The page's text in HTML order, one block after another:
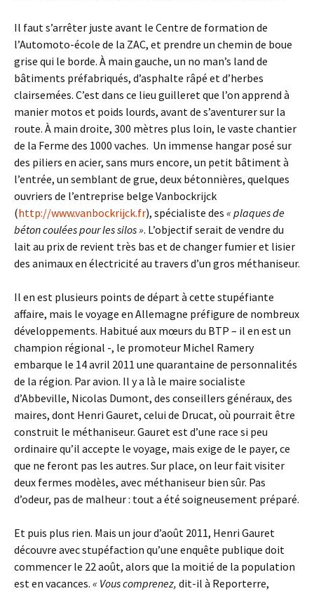
Il faut s’arrêter juste avant le Centre de formation de
l’Automoto-école de la ZAC, et prendre un chemin de boue
grise qui le borde. À main gauche, un no man’s land de
bâtiments préfabriqués, d’asphalte râpé et d’herbes
clairsemées. C’est dans ce lieu guilleret que l’on apprend à
manier motos et poids lourds, avant de s’aventurer sur la
route. À main droite, 300 mètres plus loin, le vaste chantier
de la Ferme des 1000 vaches. Un immense hangar posé sur
des piliers en acier, sans murs encore, un petit bâtiment à
l’entrée, un semblant de grue, deux bétonnières, quelques
ouvriers de l’entreprise belge Vanbockrijck
(http://www.vanbockrijck.fr), spécialiste des « plaques de
béton coulées pour les silos ». L’objectif serait de vendre du
lait au prix de revient très bas et de changer fumier et lisier
des animaux en électricité au travers d’un gros méthaniseur.
Il en est plusieurs points de départ à cette stupéfiante
affaire, mais le voyage en Allemagne préfigure de nombreux
développements. Habitué aux mœurs du BTP – il en est un
champion régional -, le promoteur Michel Ramery
embarque le 14 avril 2011 une quarantaine de personnalités
de la région. Par avion. Il y a là le maire socialiste
d’Abbeville, Nicolas Dumont, des conseillers généraux, des
maires, dont Henri Gauret, celui de Drucat, où pourrait être
construit le méthaniseur. Gauret est d’une race si peu
ordinaire qu’il accepte le voyage, mais exige de le payer, ce
que ne feront pas les autres. Sur place, on leur fait visiter
deux fermes modèles, avec méthaniseur bien sûr. Pas
d’odeur, pas de malheur : tout a été soigneusement préparé.
Et puis plus rien. Mais un jour d’août 2011, Henri Gauret
découvre avec stupéfaction qu’une enquête publique doit
commencer le 22 août, alors que la moitié de la population
est en vacances. « Vous comprenez, dit-il à Reporterre,